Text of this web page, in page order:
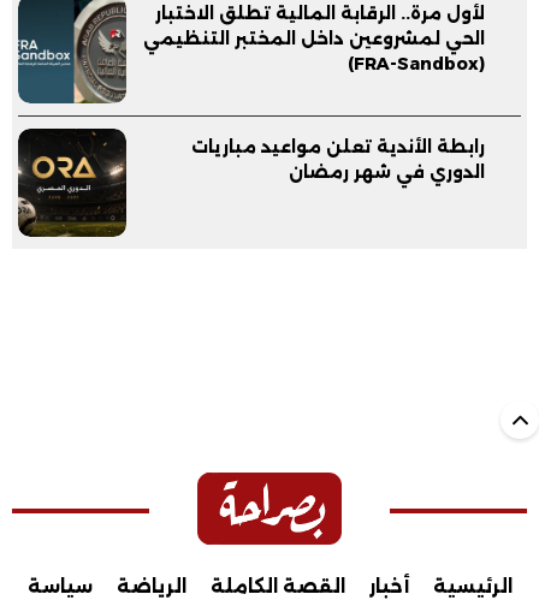
لأول مرة.. الرقابة المالية تطلق الاختبار
الحي لمشروعين داخل المختبر التنظيمي
(FRA-Sandbox)
رابطة الأندية تعلن مواعيد مباريات
الدوري في شهر رمضان
الرئيسية أخبار القصة الكاملة الرياضة سياسة